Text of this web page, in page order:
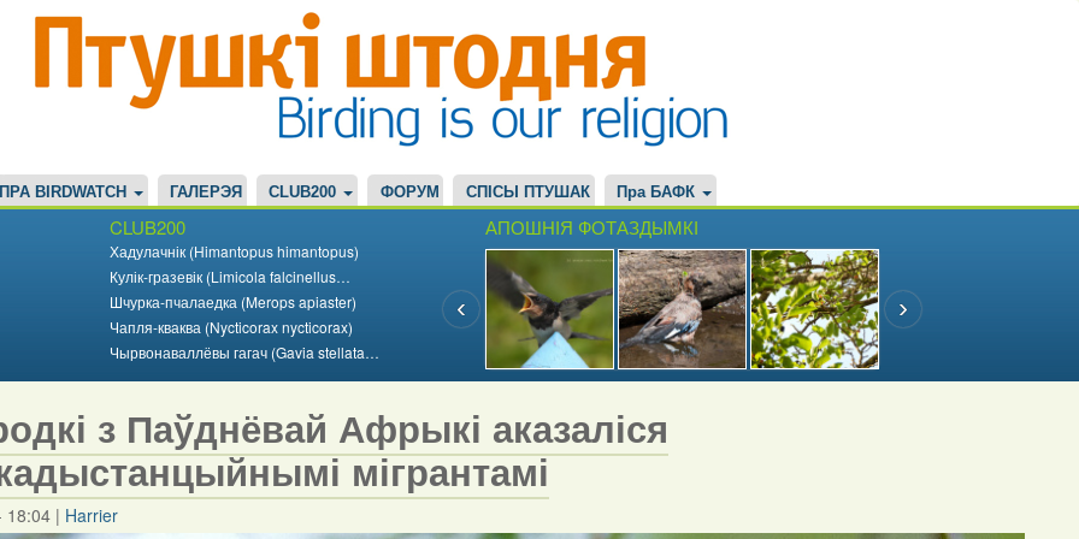
ПРА BIRDWATCH ГАЛЕРЭЯ CLUB200 ФОРУМ СПІСЫ ПТУШАК Пра БАФК
CLUB200
Хадулачнік (Himantopus himantopus)
Кулік-гразевік (Limicola falcinellus…
Шчурка-пчалаедка (Merops apiaster)
Чапля-кваква (Nycticorax nycticorax)
Чырвонаваллёвы гагач (Gavia stellata…
АПОШНІЯ ФОТАЗДЫМКІ
з Паўднёвай Афрыкі аказаліся
мігрантамі
18:04 | Harrier